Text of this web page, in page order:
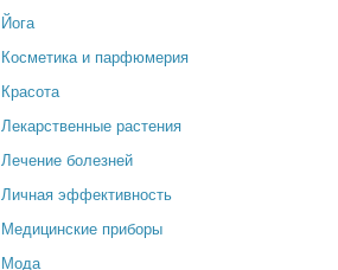
Йога
Косметика и парфюмерия
Красота
Лекарственные растения
Лечение болезней
Личная эффективность
Медицинские приборы
Мода